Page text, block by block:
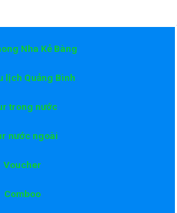
Nha Kẻ Bàng
lịch Quảng Bình
trong nước
nước ngoài
Voucher
Comboo